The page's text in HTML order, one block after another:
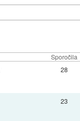
Sporočila
28
23